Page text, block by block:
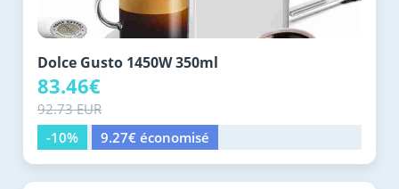
Dolce Gusto 1450W 350ml
83.46€
92.73 EUR
-10%
9.27€ économisé